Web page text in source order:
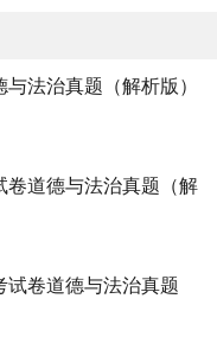
法治真题（解析版）
道德与法治真题（解
卷道德与法治真题